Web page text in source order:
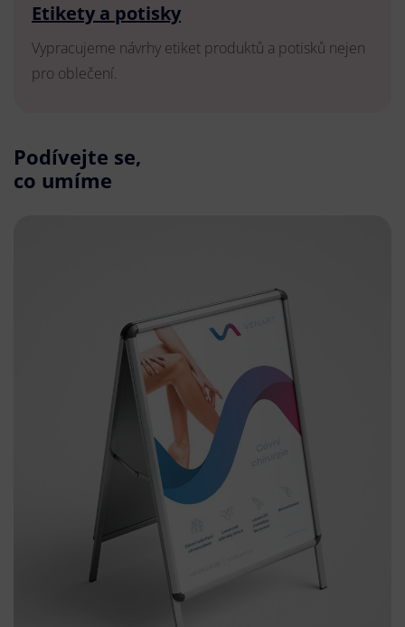
Etikety a potisky
Vypracujeme návrhy etiket produktů a potisků nejen
pro oblečení.
Podívejte se,
co umíme